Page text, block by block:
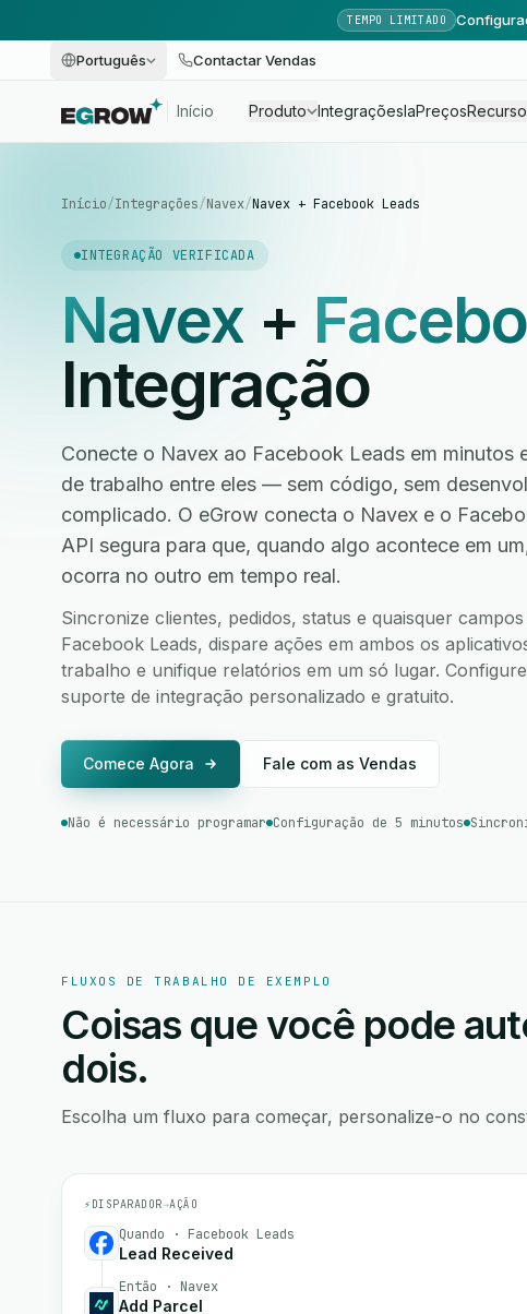
TEMPO LIMITADO
Português Contactar Vendas
Início Produto IntegraçõesIaPreços
Início/Integrações/Navex/Navex + Facebook Leads
INTEGRAÇÃO VERIFICADA
Navex +
Integração
Conecte o Navex ao Facebook Leads em minutos
de trabalho entre eles — sem código, sem
complicado. O eGrow conecta o Navex e o
API segura para que, quando algo acontece em
ocorra no outro em tempo real.
Sincronize clientes, pedidos, status e quaisquer
Facebook Leads, dispare ações em ambos os
trabalho e unifique relatórios em um só lugar.
suporte de integração personalizado e gratuito.
Comece Agora Fale com as Vendas
Não é necessário programar Configuração de 5 minutos
FLUXOS DE TRABALHO DE EXEMPLO
Coisas que você pode
dois.
Escolha um fluxo para começar, personalize-o no
⚡ DISPARADOR→AÇÃO
Quando · Facebook Leads
Lead Received
Então · Navex
Add Parcel